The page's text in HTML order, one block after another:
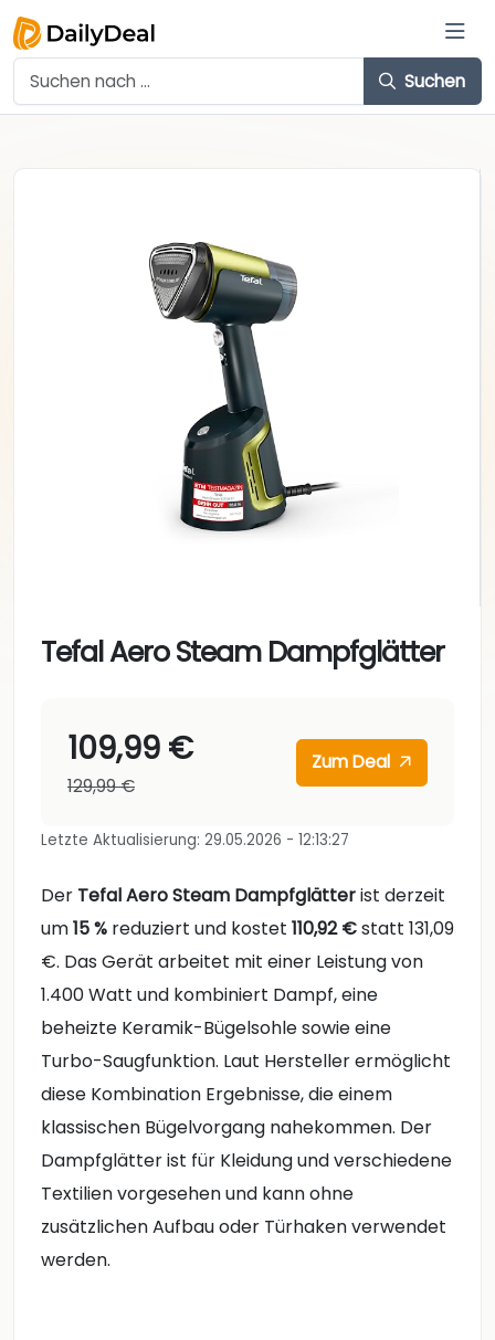
Suchen
Tefal Aero Steam Dampfglätter
109,99 €
129,99 €
Zum Deal
Letzte Aktualisierung: 29.05.2026 - 12:13:27
Der Tefal Aero Steam Dampfglätterist derzeit
um15 % reduziert und kostet 110,92 €statt 131,09
€. Das Gerät arbeitet mit einer Leistung von
1.400 Watt und kombiniert Dampf, eine
beheizte Keramik-Bügelsohle sowie eine
Turbo-Saugfunktion. Laut Hersteller ermöglicht
diese Kombination Ergebnisse, die einem
klassischen Bügelvorgang nahekommen. Der
Dampfglätter ist für Kleidung und verschiedene
Textilien vorgesehen und kann ohne
zusätzlichen Aufbau oder Türhaken verwendet
werden.